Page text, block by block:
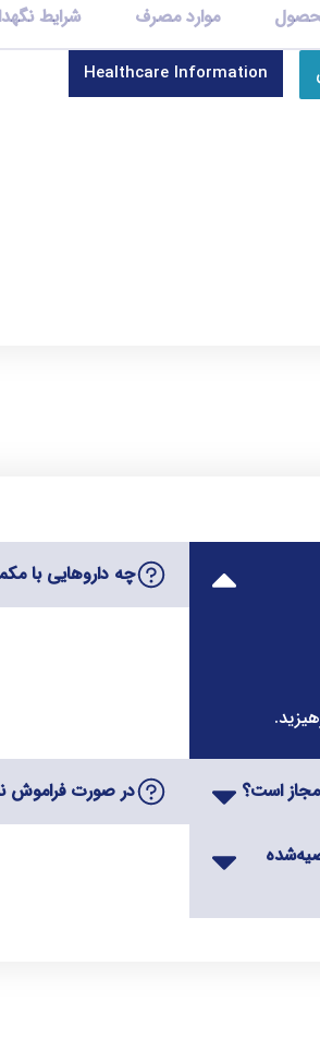
موارد مصرف شرایط
Healthcare Information
چه داروهایی با مکمل
در صورت فراموش